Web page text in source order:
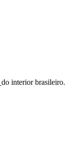
do interior brasileiro.